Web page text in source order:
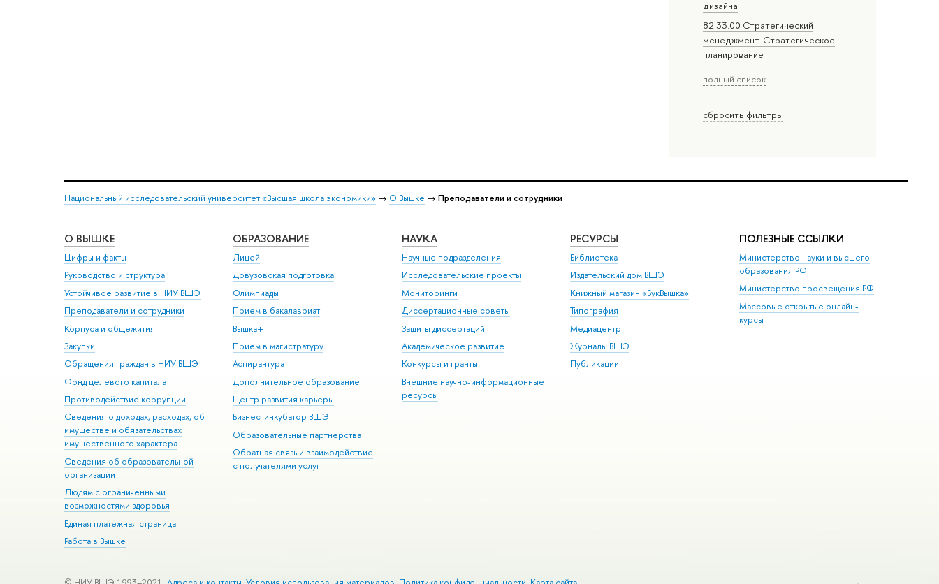
дизайна
82.33.00 Стратегический
менеджмент. Стратегическое
планирование
полный список
сбросить фильтры
Национальный исследовательский университет «Высшая школа экономики» → О Вышке → Преподаватели и сотрудники
О ВЫШКЕ
Цифры и факты
Руководство и структура
Устойчивое развитие в НИУ ВШЭ
Преподаватели и сотрудники
Корпуса и общежития
Закупки
Обращения граждан в НИУ ВШЭ
Фонд целевого капитала
Противодействие коррупции
Сведения о доходах, расходах, об
имуществе и обязательствах
имущественного характера
Сведения об образовательной
организации
Людям с ограниченными
возможностями здоровья
Единая платежная страница
Работа в Вышке
ОБРАЗОВАНИЕ
Лицей
Довузовская подготовка
Олимпиады
Прием в бакалавриат
Вышка+
Прием в магистратуру
Аспирантура
Дополнительное образование
Центр развития карьеры
Бизнес-инкубатор ВШЭ
Образовательные партнерства
Обратная связь и взаимодействие
с получателями услуг
НАУКА
Научные подразделения
Исследовательские проекты
Мониторинги
Диссертационные советы
Защиты диссертаций
Академическое развитие
Конкурсы и гранты
Внешние научно-информационные
ресурсы
РЕСУРСЫ
Библиотека
Издательский дом ВШЭ
Книжный магазин «БукВышка»
Типография
Медиацентр
Журналы ВШЭ
Публикации
ПОЛЕЗНЫЕ ССЫЛКИ
Министерство науки и высшего
образования РФ
Министерство просвещения РФ
Массовые открытые онлайн-
курсы